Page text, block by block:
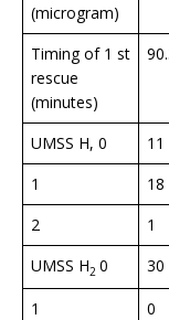
(microgram)
Timing of 1 st
rescue
(minutes)
UMSS H, 0 11
1
18
2
1
UMSS H2 0 30
1 0